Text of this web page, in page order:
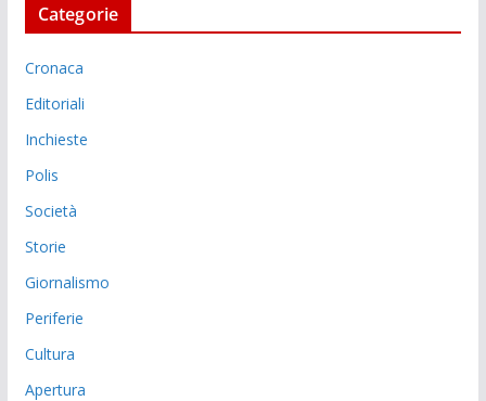
Categorie
Cronaca
Editoriali
Inchieste
Polis
Società
Storie
Giornalismo
Periferie
Cultura
Apertura